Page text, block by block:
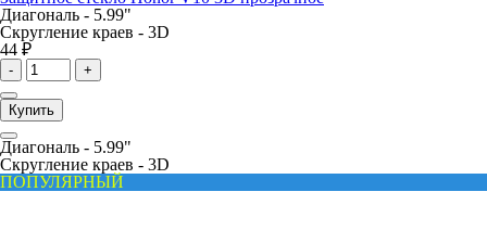
Диагональ - 5.99"
Скругление краев - 3D
44 ₽
- +
Купить
Диагональ - 5.99"
Скругление краев - 3D
ПОПУЛЯРНЫЙ